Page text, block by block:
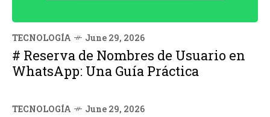
TECNOLOGÍA June 29, 2026
# Reserva de Nombres de Usuario en
WhatsApp: Una Guía Práctica
TECNOLOGÍA June 29, 2026